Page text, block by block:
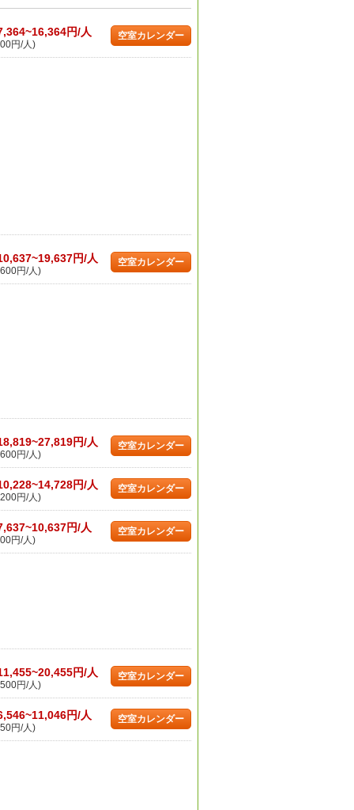
円/人
円/人)
空室カレンダー
円/人
円/人)
空室カレンダー
円/人
円/人)
空室カレンダー
円/人
円/人)
空室カレンダー
円/人
円/人)
空室カレンダー
円/人
円/人)
空室カレンダー
円/人
円/人)
空室カレンダー